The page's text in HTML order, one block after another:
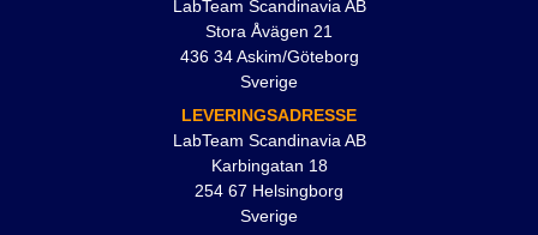
LabTeam Scandinavia AB
Stora Åvägen 21
436 34 Askim/Göteborg
Sverige
LEVERINGSADRESSE
LabTeam Scandinavia AB
Karbingatan 18
254 67 Helsingborg
Sverige